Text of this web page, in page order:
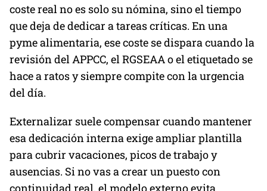
coste real no es solo su nómina, sino el tiempo
que deja de dedicar a tareas críticas. En una
pyme alimentaria, ese coste se dispara cuando la
revisión del APPCC, el RGSEAA o el etiquetado se
hace a ratos y siempre compite con la urgencia
del día.
Externalizar suele compensar cuando mantener
esa dedicación interna exige ampliar plantilla
para cubrir vacaciones, picos de trabajo y
ausencias. Si no vas a crear un puesto con
continuidad real, el modelo externo evita